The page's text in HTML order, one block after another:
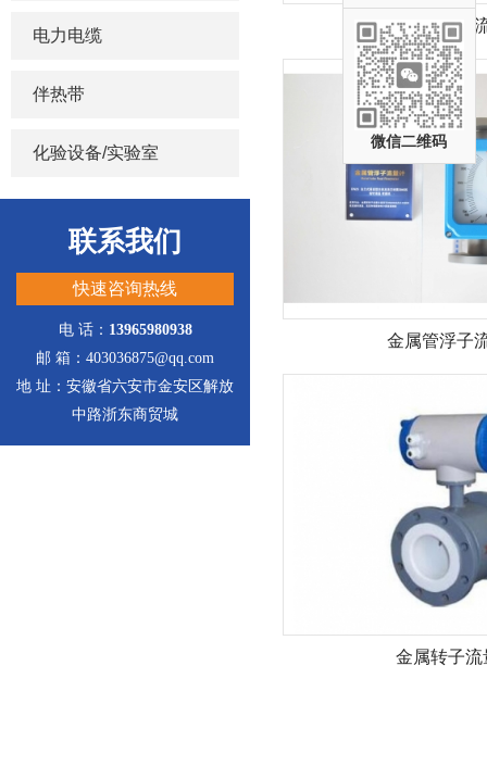
电力电缆
伴热带
化验设备/实验室
联系我们
快速咨询热线
电 话： 13965980938
邮 箱：403036875@qq.com
地 址：安徽省六安市金安区解放
中路浙东商贸城
插入式涡街
金属管浮子
金属转子流
微信二维码